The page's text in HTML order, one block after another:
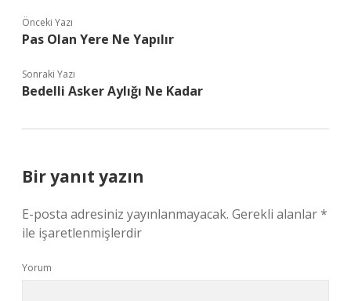
Önceki Yazı
Pas Olan Yere Ne Yapılır
Sonraki Yazı
Bedelli Asker Aylığı Ne Kadar
Bir yanıt yazın
E-posta adresiniz yayınlanmayacak. Gerekli alanlar*
ile işaretlenmişlerdir
Yorum